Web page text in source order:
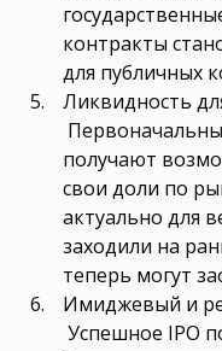
контракты
для публичных
Ликвидность
получают
свои доли по
актуально для
заходили на
теперь могут
Имиджевый и
Успешное IPO